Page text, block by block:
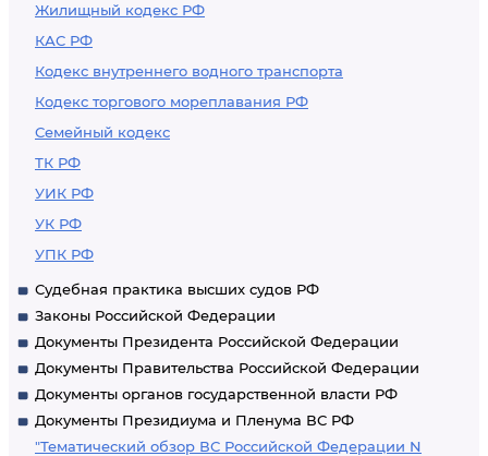
Жилищный кодекс РФ
КАС РФ
Кодекс внутреннего водного транспорта
Кодекс торгового мореплавания РФ
Семейный кодекс
ТК РФ
УИК РФ
УК РФ
УПК РФ
Судебная практика высших судов РФ
Законы Российской Федерации
Документы Президента Российской Федерации
Документы Правительства Российской Федерации
Документы органов государственной власти РФ
Документы Президиума и Пленума ВС РФ
"Тематический обзор ВС Российской Федерации N